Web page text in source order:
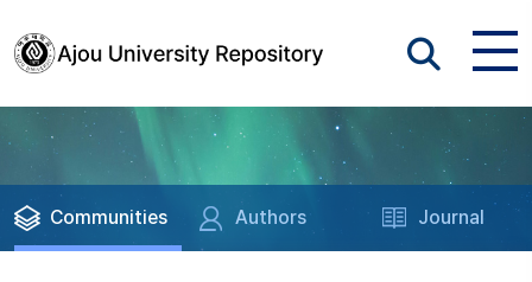
Communities Authors Journal